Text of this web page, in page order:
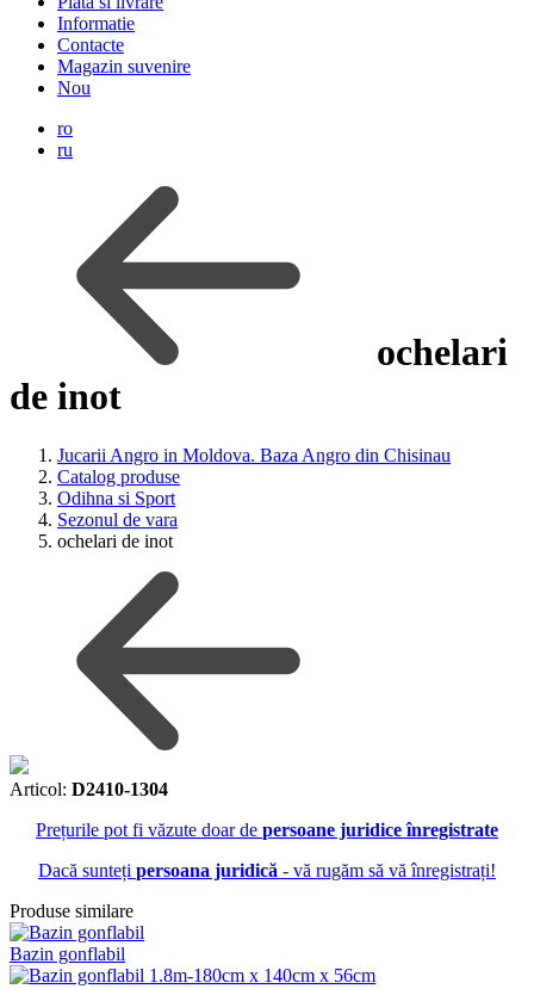
Informatie
Contacte
Magazin suvenire
Nou
ro
ru
ochelari
de inot
Jucarii Angro in Moldova. Baza Angro din Chisinau
Catalog produse
Odihna si Sport
Sezonul de vara
ochelari de inot
Articol: D2410-1304
Prețurile pot fi văzute doar de persoane juridice înregistrate
Dacă sunteți persoana juridică - vă rugăm să vă înregistrați!
Produse similare
Bazin gonflabil